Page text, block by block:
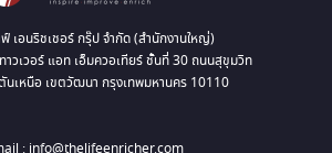
เอนริชเชอร์ กรุ๊ป จำกัด (สำนักงานใหญ่)
าวเวอร์ แอท เอ็มควอเทียร์ ชั้นที่ 30 ถนนสุขุมวิท
นเหนือ เขตวัฒนา กรุงเทพมหานคร 10110
: info@thelifeenricher.com